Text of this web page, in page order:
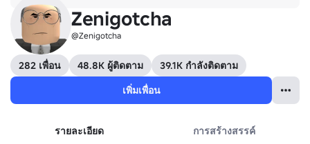
Zenigotcha
@Zenigotcha
282 เพื่อน 48.8K ผู้ติดตาม
39.1K กำลังติดตาม
เพิ่มเพื่อน
รายละเอียด การสร้างสรรค์